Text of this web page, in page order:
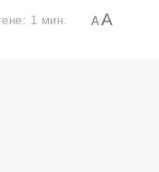
1 мин. AA